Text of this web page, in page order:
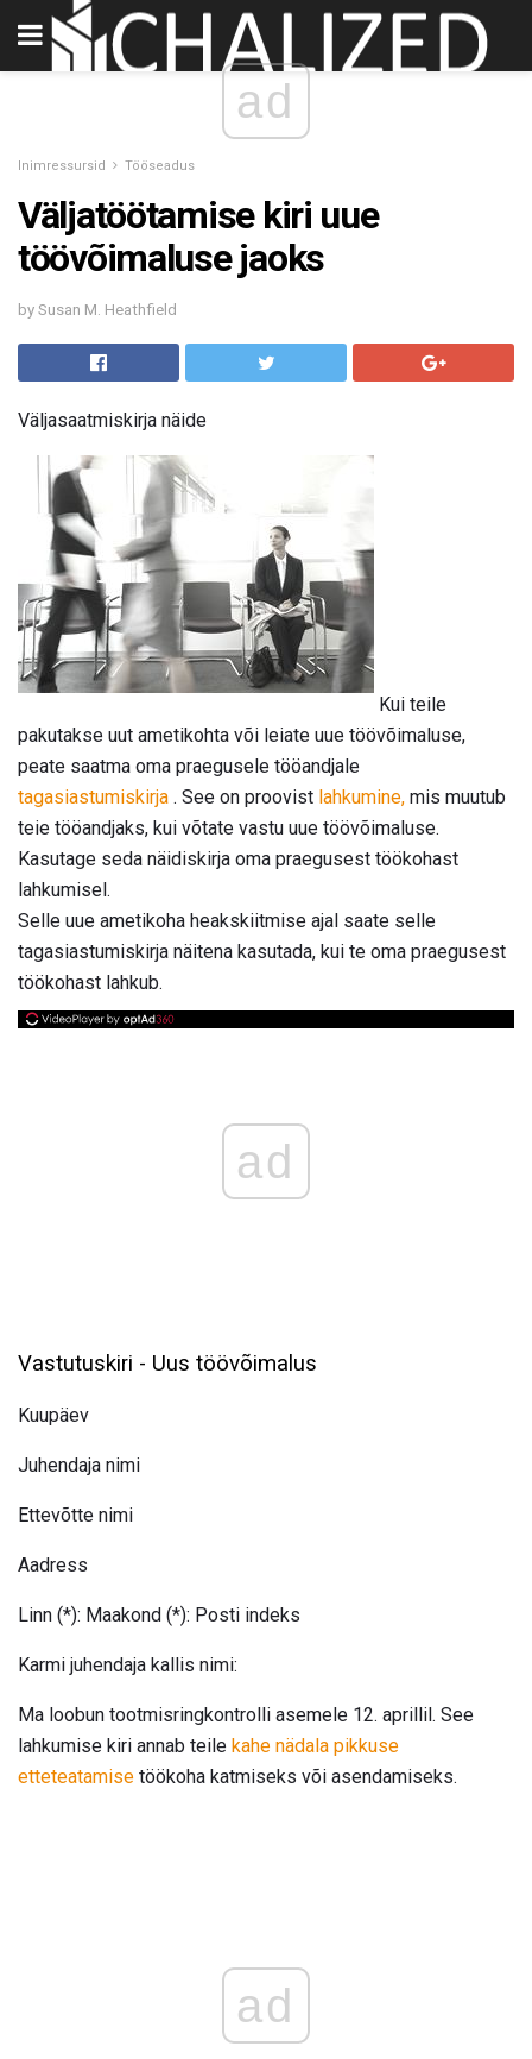
ad
Inimressursid Tööseadus
Väljatöötamise kiri uue
töövõimaluse jaoks
by Susan M. Heathfield
Väljasaatmiskirja näide
Kui teile
pakutakse uut ametikohta või leiate uue töövõimaluse,
peate saatma oma praegusele tööandjale
tagasiastumiskirja . See on proovist lahkumine, mis muutub
teie tööandjaks, kui võtate vastu uue töövõimaluse.
Kasutage seda näidiskirja oma praegusest töökohast
lahkumisel.
Selle uue ametikoha heakskiitmise ajal saate selle
tagasiastumiskirja näitena kasutada, kui te oma praegusest
töökohast lahkub.
ad
Vastutuskiri - Uus töövõimalus
Kuupäev
Juhendaja nimi
Ettevõtte nimi
Aadress
Linn (*): Maakond (*): Posti indeks
Karmi juhendaja kallis nimi:
Ma loobun tootmisringkontrolli asemele 12. aprillil. See
lahkumise kiri annab teile kahe nädala pikkuse
etteteatamise töökoha katmiseks või asendamiseks.
ad